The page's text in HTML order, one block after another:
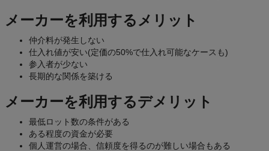
メーカーを利用するメリット
仲介料が発生しない
仕入れ値が安い(定価の50%で仕入れ可能なケースも)
参入者が少ない
長期的な関係を築ける
メーカーを利用するデメリット
最低ロット数の条件がある
ある程度の資金が必要
個人運営の場合、信頼度を得るのが難しい場合もある